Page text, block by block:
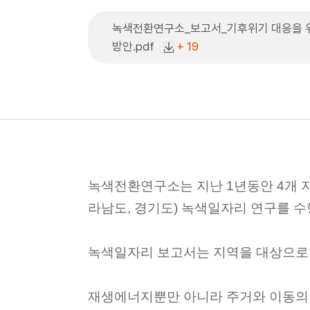
녹색전환연구소_보고서_기후위기 대응을
방안.pdf
+ 19
녹색전환연구소는 지난 1년동안 4개
라남도, 경기도) 녹색일자리 연구를
녹색일자리 보고서는 지역을 대상으
재생에너지뿐만 아니라 주거와 이동